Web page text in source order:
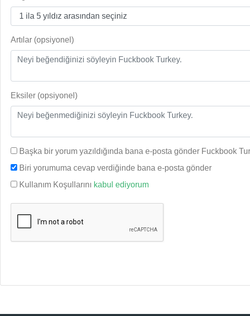
Artılar (opsiyonel)
Eksiler (opsiyonel)
Başka bir yorum yazıldığında bana e-posta gönder Fuckbook
Biri yorumuma cevap verdiğinde bana e-posta gönder
Kullanım Koşullarını kabul ediyorum